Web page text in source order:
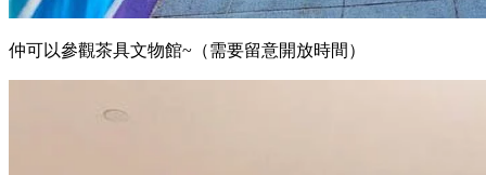
仲可以參觀茶具文物館~（需要留意開放時間）